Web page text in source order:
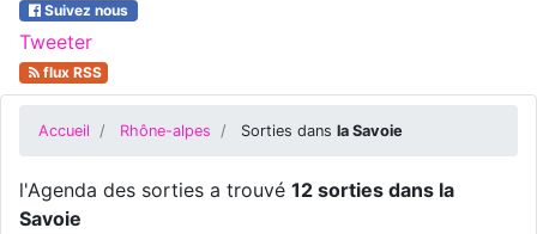
Suivez nous
Tweeter
flux RSS
Accueil Rhône-alpes Sorties dans la Savoie
l'Agenda des sorties a trouvé 12 sorties dans la
Savoie